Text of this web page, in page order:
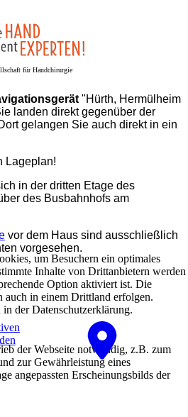
für Handchirurgie
"Hürth, Hermülheim
landen direkt gegenüber der
gelangen Sie auch direkt in ein
Lageplan!
in der dritten Etage des
des Busbahnhofs am
vor dem Haus sind ausschließlich
vorgesehen.
um Besuchern ein optimales
Inhalte von Drittanbietern werden
Option aktiviert ist. Die
auch in einem Drittland erfolgen.
der Datenschutzerklärung.
der Webseite notwendig, z.B. zum
zur Gewährleistung eines
angepassten Erscheinungsbilds der